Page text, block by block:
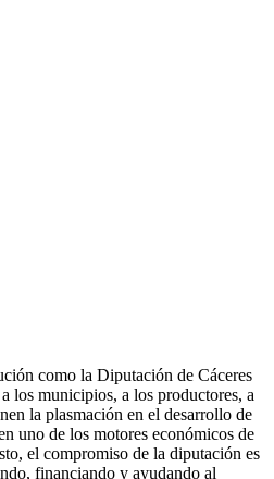
como la Diputación de Cáceres
los municipios, a los productores, a
la plasmación en el desarrollo de
uno de los motores económicos de
el compromiso de la diputación es
financiando y ayudando al